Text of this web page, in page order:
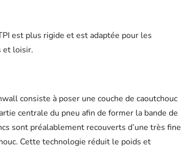
est plus rigide et est adaptée pour les
et loisir.
consiste à poser une couche de caoutchouc
centrale du pneu afin de former la bande de
sont préalablement recouverts d’une très fine
Cette technologie réduit le poids et